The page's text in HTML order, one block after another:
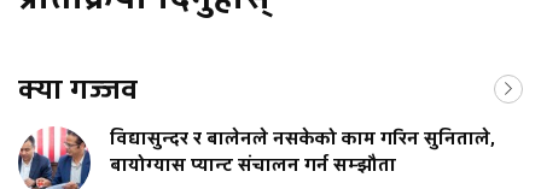
क्या गज्जव
विद्यासुन्दर र बालेनले नसकेको काम गरिन सुनिताले,
बायोग्यास प्यान्ट संचालन गर्न सम्झौता